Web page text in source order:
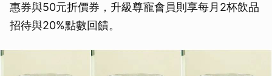
惠券與50元折價券，升級尊寵會員則享每月2杯飲品
招待與20%點數回饋。